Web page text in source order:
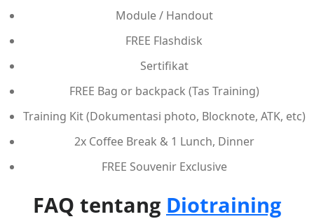
Module / Handout
FREE Flashdisk
Sertifikat
FREE Bag or backpack (Tas Training)
Training Kit (Dokumentasi photo, Blocknote, ATK, etc)
2x Coffee Break & 1 Lunch, Dinner
FREE Souvenir Exclusive
FAQ tentang Diotraining